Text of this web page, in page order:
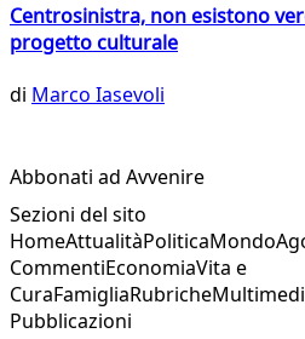
Centrosinistra, non esistono
progetto culturale
di Marco Iasevoli
Abbonati ad Avvenire
Sezioni del sito
HomeAttualitàPoliticaMondo
CommentiEconomiaVita e
CuraFamigliaRubriche
Pubblicazioni